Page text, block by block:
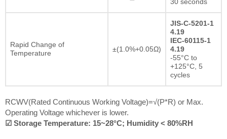
Rapid Change of
Temperature
±(1.0%+0.05Ω)
JIS-C-5201-1
4.19
IEC-60115-1
4.19
-55°C to
+125°C, 5
cycles
RCWV(Rated Continuous Working Voltage)=√(P*R) or Max.
Operating Voltage whichever is lower.
☑ Storage Temperature: 15~28°C; Humidity < 80%RH